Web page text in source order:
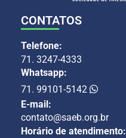
CONTATOS
Telefone:
71. 3247-4333
Whatsapp:
71. 99101-5142
E-mail:
contato@saeb.org.br
Horário de atendimento: